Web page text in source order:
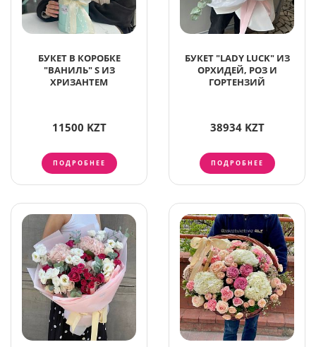
БУКЕТ В КОРОБКЕ
"ВАНИЛЬ" S ИЗ
ХРИЗАНТЕМ
11500 KZT
ПОДРОБНЕЕ
БУКЕТ "LADY LUCK" ИЗ
ОРХИДЕЙ, РОЗ И
ГОРТЕНЗИЙ
38934 KZT
ПОДРОБНЕЕ